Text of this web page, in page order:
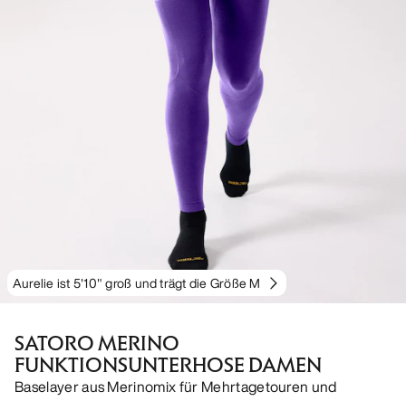
Aurelie ist 5'10" groß und trägt die Größe M
SATORO MERINO
FUNKTIONSUNTERHOSE DAMEN
Baselayer aus Merinomix für Mehrtagetouren und